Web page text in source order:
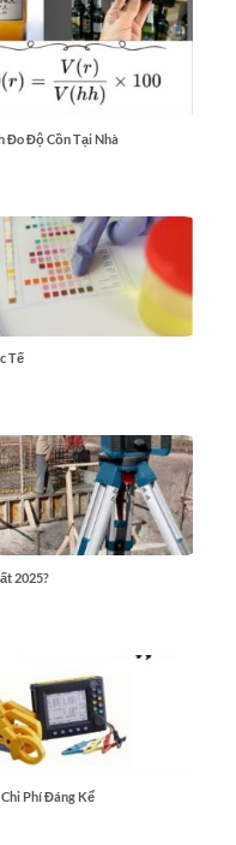
Đo Độ Cồn Tại Nhà
Tế
2025?
Phí Đáng Kể